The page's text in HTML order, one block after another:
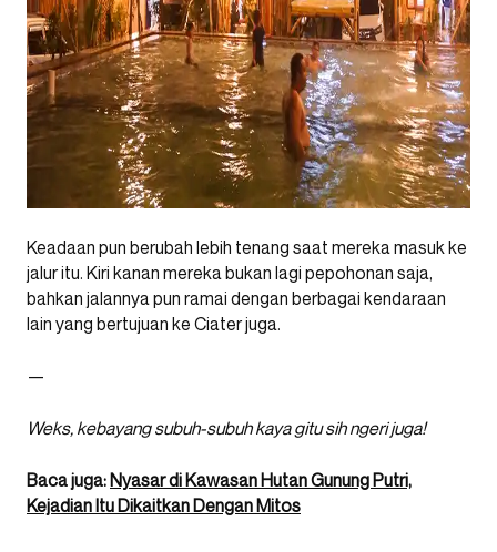
Keadaan pun berubah lebih tenang saat mereka masuk ke
jalur itu. Kiri kanan mereka bukan lagi pepohonan saja,
bahkan jalannya pun ramai dengan berbagai kendaraan
lain yang bertujuan ke Ciater juga.
—
Weks, kebayang subuh-subuh kaya gitu sih ngeri juga!
Baca juga: Nyasar di Kawasan Hutan Gunung Putri,
Kejadian Itu Dikaitkan Dengan Mitos